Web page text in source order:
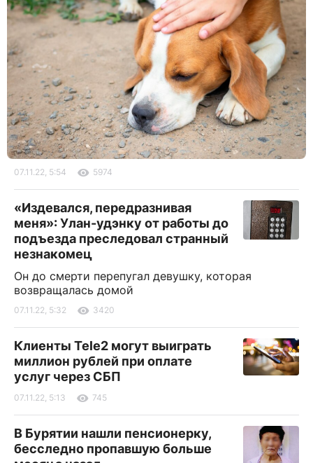
07.11.22, 5:54 5974
«Издевался, передразнивая
меня»: Улан-удэнку от работы до
подъезда преследовал странный
незнакомец
Он до смерти перепугал девушку, которая
возвращалась домой
07.11.22, 5:32 3420
Клиенты Tele2 могут выиграть
миллион рублей при оплате
услуг через СБП
07.11.22, 5:13 745
В Бурятии нашли пенсионерку,
бесследно пропавшую больше